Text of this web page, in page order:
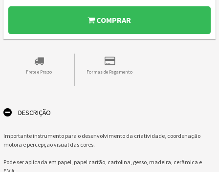
COMPRAR
Frete e Prazo Formas de Pagamento
DESCRIÇÃO
Importante instrumento para o desenvolvimento da criatividade, coordenação
motora e percepção visual das cores.
Pode ser aplicada em papel, papel cartão, cartolina, gesso, madeira, cerâmica e